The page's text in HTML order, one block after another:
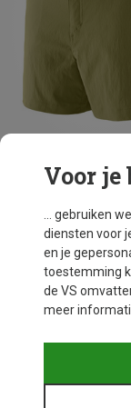
Je bespaart 47%
Voor je
... gebruiken
diensten voor
en je
toestemming
de VS
meer